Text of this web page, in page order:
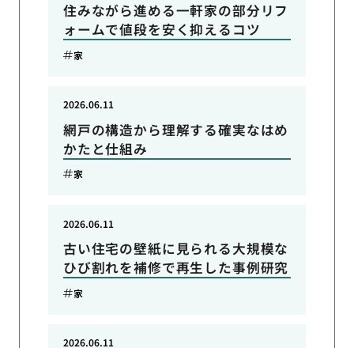
住みながら進める一軒家の部分リフ
ォームで値段を安く抑えるコツ
家
網戸の構造から理解する確実なはめ
かたと仕組み
2026.06.11
家
古い住宅の壁紙に見られる大規模な
ひび割れを補修で再生した事例研究
2026.06.11
家
2026.06.11